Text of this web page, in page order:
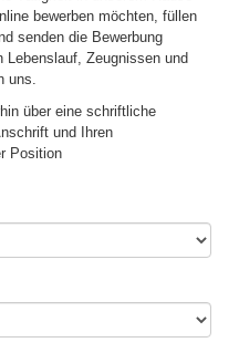
bewerben möchten, füllen
senden die Bewerbung
Zeugnissen und
uns.
über eine schriftliche
und Ihren
Position